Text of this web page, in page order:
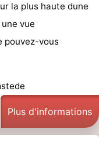
la plus haute dune
vue
pouvez-vous
Plus d'informations